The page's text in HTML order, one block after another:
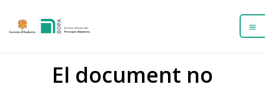
El document no